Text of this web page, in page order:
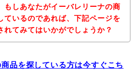
もしあなたがイーバレリーナの商
ているのであれば、下記ページを
れてみてはいかがでしょうか？
品を探している方は今すぐこち